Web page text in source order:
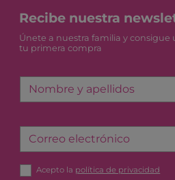
Recibe nuestra
Únete a nuestra familia y consigue
tu primera compra
Nombre y apellidos
Correo electrónico
Acepto la política de privacidad